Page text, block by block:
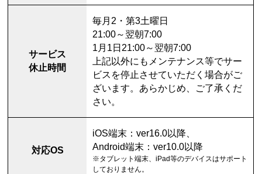
サービス
休止時間
毎月2・第3土曜日
21:00～翌朝7:00
1月1日21:00～翌朝7:00
上記以外にもメンテナンス等でサー
ビスを停止させていただく場合がご
ざいます。あらかじめ、ご了承くだ
さい。
対応OS
iOS端末：ver16.0以降、
Android端末：ver10.0以降
※タブレット端末、iPad等のデバイスはサポート
しておりません。